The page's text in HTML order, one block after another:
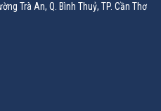
Trà An, Q. Bình Thuỷ, TP. Cần Thơ